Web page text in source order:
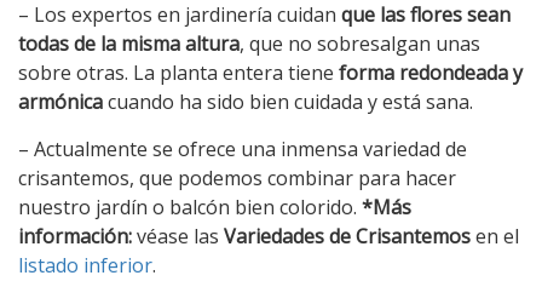
– Los expertos en jardinería cuidan que las flores sean
todas de la misma altura, que no sobresalgan unas
sobre otras. La planta entera tiene forma redondeada y
armónicacuando ha sido bien cuidada y está sana.
– Actualmente se ofrece una inmensa variedad de
crisantemos, que podemos combinar para hacer
nuestro jardín o balcón bien colorido. *Más
información:véase las Variedades de Crisantemosen el
listado inferior.